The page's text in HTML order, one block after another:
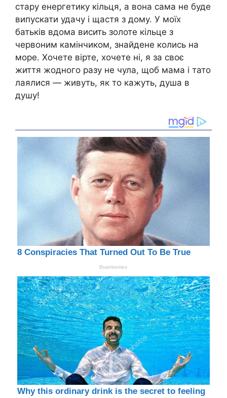
стару енергетику кільця, а вона сама не буде
випускати удачу і щастя з дому. У моїх
батьків вдома висить золоте кільце з
червоним камінчиком, знайдене колись на
море. Хочете вірте, хочете ні, я за своє
життя жодного разу не чула, щоб мама і тато
лаялися — живуть, як то кажуть, душа в
душу!